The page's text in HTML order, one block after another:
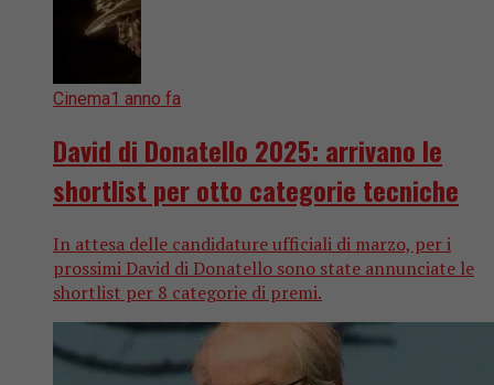
Cinema1 anno fa
David di Donatello 2025: arrivano le
shortlist per otto categorie tecniche
In attesa delle candidature ufficiali di marzo, per i
prossimi David di Donatello sono state annunciate le
shortlist per 8 categorie di premi.